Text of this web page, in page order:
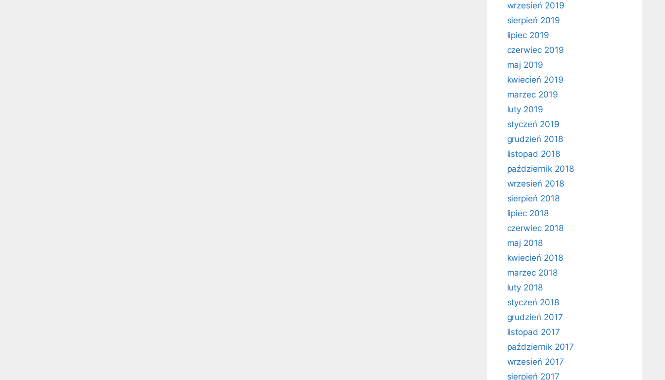
wrzesień 2019
sierpień 2019
lipiec 2019
czerwiec 2019
maj 2019
kwiecień 2019
marzec 2019
luty 2019
styczeń 2019
grudzień 2018
listopad 2018
październik 2018
wrzesień 2018
sierpień 2018
lipiec 2018
czerwiec 2018
maj 2018
kwiecień 2018
marzec 2018
luty 2018
styczeń 2018
grudzień 2017
listopad 2017
październik 2017
wrzesień 2017
sierpień 2017